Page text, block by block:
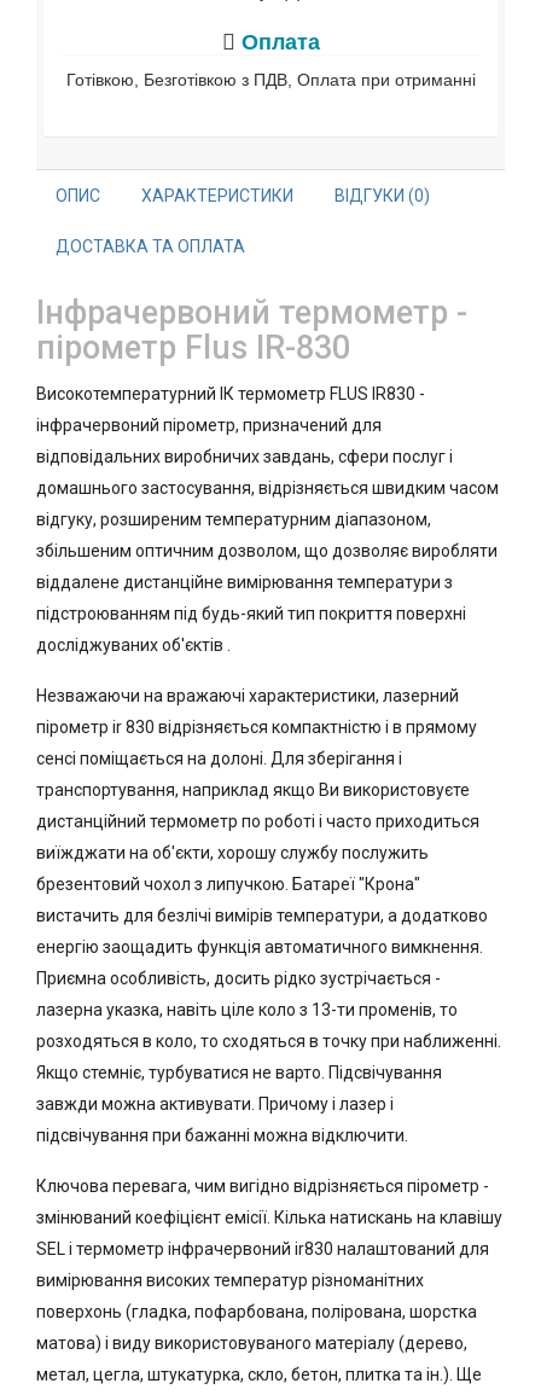
Оплата
Готівкою, Безготівкою з ПДВ, Оплата при отриманні
ОПИС ХАРАКТЕРИСТИКИ ВІДГУКИ (0)
ДОСТАВКА ТА ОПЛАТА
Інфрачервоний термометр -
пірометр Flus IR-830
Високотемпературний ІК термометр FLUS IR830 -
інфрачервоний пірометр, призначений для
відповідальних виробничих завдань, сфери послуг і
домашнього застосування, відрізняється швидким часом
відгуку, розширеним температурним діапазоном,
збільшеним оптичним дозволом, що дозволяє виробляти
віддалене дистанційне вимірювання температури з
підстроюванням під будь-який тип покриття поверхні
досліджуваних об'єктів .
Незважаючи на вражаючі характеристики, лазерний
пірометр ir 830 відрізняється компактністю і в прямому
сенсі поміщається на долоні. Для зберігання і
транспортування, наприклад якщо Ви використовуєте
дистанційний термометр по роботі і часто приходиться
виїжджати на об'єкти, хорошу службу послужить
брезентовий чохол з липучкою. Батареї "Крона"
вистачить для безлічі вимірів температури, а додатково
енергію заощадить функція автоматичного вимкнення.
Приємна особливість, досить рідко зустрічається -
лазерна указка, навіть ціле коло з 13-ти променів, то
розходяться в коло, то сходяться в точку при наближенні.
Якщо стемніє, турбуватися не варто. Підсвічування
завжди можна активувати. Причому і лазер і
підсвічування при бажанні можна відключити.
Ключова перевага, чим вигідно відрізняється пірометр -
змінюваний коефіцієнт емісії. Кілька натискань на клавішу
SEL і термометр інфрачервоний ir830 налаштований для
вимірювання високих температур різноманітних
поверхонь (гладка, пофарбована, полірована, шорстка
матова) і виду використовуваного матеріалу (дерево,
метал, цегла, штукатурка, скло, бетон, плитка та ін.). Ще